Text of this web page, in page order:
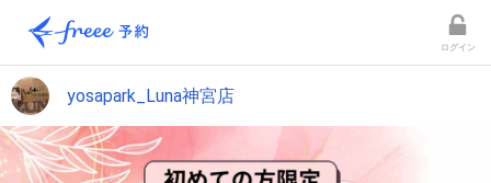
ログイン
yosapark_Luna神宮店